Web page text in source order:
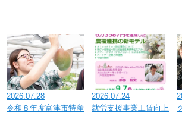
2026.07.28
令和８年度富津市特産
2026.07.24
就労支援事業工賃向上